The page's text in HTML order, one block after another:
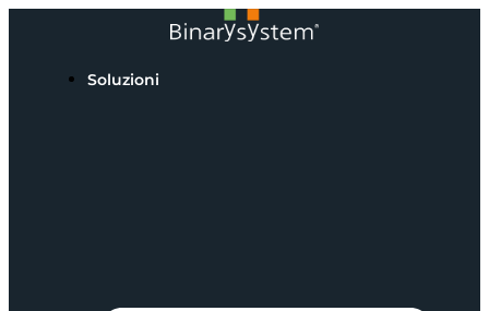
Soluzioni